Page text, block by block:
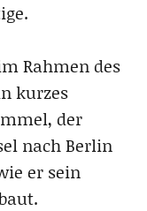
Rahmen des
kurzes
der
nach Berlin
er sein